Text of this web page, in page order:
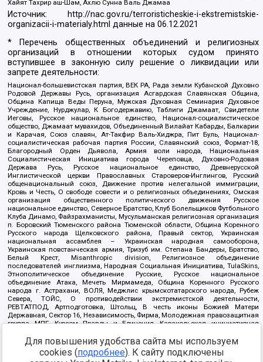
Хайят Тахрир аш-Шам, Ахлю Сунна Валь Джамаа
Источник:
http://nac.gov.ru/terroristicheskie-i-ekstremistskie-
organizacii-i-materialy.html данные на06.12.2021
* Перечень общественных объединений и религиозных
организаций в отношении которых судом принято
вступившее в законную силу решение о ликвидации или
запрете деятельности:
Национал-большевистская партия, ВЕК РА, Рада земли Кубанской Духовно
Родовой Державы Русь, организация Асгардская Славянская Община,
Община Капища Веды Перуна, Мужская Духовная Семинария Духовное
Учреждение, Нурджулар, К Богодержавию, Таблиги Джамаат, Свидетели
Иеговы, Русское национальное единство, Национал-социалистическое
общество, Джамаат мувахидов, Объединенный Вилайат Кабарды, Балкарии
и Карачая, Союз славян, Ат-Такфир Валь-Хиджра, Пит Буль, Национал-
социалистическая рабочая партия России, Славянский союз, Формат-18,
Благородный Орден Дьявола, Армия воли народа, Национальная
Социалистическая Инициатива города Череповца, Духовно-Родовая
Держава Русь, Русское национальное единство, Древнерусской
Инглистической церкви Православных Староверов-Инглингов, Русский
общенациональный союз, Движение против нелегальной иммиграции,
Кровь и Честь, О свободе совести и о религиозных объединениях, Омская
организация общественного политического движения Русское
национальное единство, Северное Братство, Клуб Болельщиков Футбольного
Клуба Динамо, Файзрахманисты, Мусульманская религиозная организация
п. Боровский Тюменского района Тюменской области, Община Коренного
Русского народа Щелковского района, Правый сектор, Украинская
национальная ассамблея – Украинская народная самооборона,
Украинская повстанческая армия, Тризуб им. Степана Бандеры, Братство,
Белый Крест, Misanthropic division, Религиозное объединение
последователей инглиизма, Народная Социальная Инициатива, TulaSkins,
Этнополитическое объединение Русские, Русское национальное
объединение Атака, Мечеть Мирмамеда, Община Коренного Русского
народа г. Астрахани, ВОЛЯ, Меджлис крымскотатарского народа, Рубеж
Севера, ТОЙС, О противодействии экстремистской деятельности,
РЕВТАТПОД, Артподготовка, Штольц, В честь иконы Божией Матери
Державная, Сектор 16, Независимость, Фирма, Молодежная правозащитная
группа МПГ, Курсом Правды и Единения, Каракольская инициативная
Благотворительный пансионат Ак Умут, Русская республика Русь,
Арестантское уголовное единство, Башкорт, Нация и свобода, W.H.С., Фалунь
Дафа, Иртыш Ultras, Русский Патриотический клуб-Новокузнецк/РПК,
Для повышения удобства сайта мы используем
cookies (подробнее). К сайту подключены